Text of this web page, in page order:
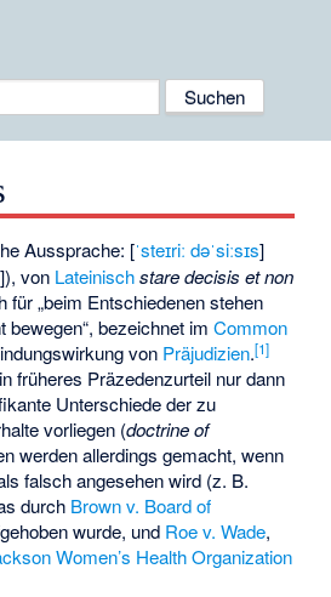
Aussprache: [ˈsteɪriː dəˈsiːsɪs]
]), von Lateinisch stare decisis et non
für „beim Entschiedenen stehen
bewegen“, bezeichnet imCommon
von Präjudizien.[1]
früheres Präzedenzurteil nur dann
Unterschiede der zu
vorliegen (doctrine of
werden allerdings gemacht, wenn
falsch angesehen wird (z. B.
durch Brown v. Board of
wurde, und Roe v. Wade,
Women’s Health Organization